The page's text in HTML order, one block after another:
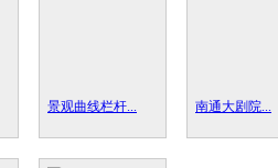
景观曲线栏杆... 南通大剧院...